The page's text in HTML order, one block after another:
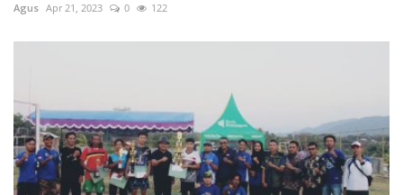
Agus Apr 21, 2023 0 122